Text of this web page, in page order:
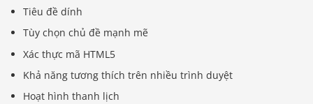
Tiêu đề dính
Tùy chọn chủ đề mạnh mẽ
Xác thực mã HTML5
Khả năng tương thích trên nhiều trình duyệt
Hoạt hình thanh lịch